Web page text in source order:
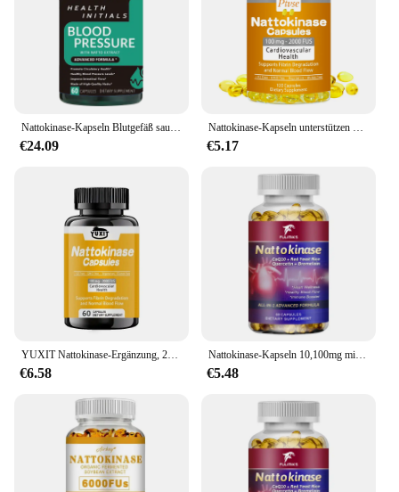
meets the highest standards. With sets available for
sale, you can rest assured that you're providing your
clients or yourself with a supplement that is both
effective and trustworthy.
Nattokinase-Kapseln Blutgefäß sauber auflösen Blut gerinnsel senken den Druck verhindern Arter io sklerose verbessern die Gefäß gesundheit
€24.09
Nattokinase-Kapseln unterstützen Fibrin-Entgratung und Herzgesundheit, Durchblutung und normaler Blutfluss
€5.17
YUXIT Nattokinase-Ergänzung, 2000-Fu-Portionen, 120 Kapseln (aus Natto, Japan) System Enzym
€6.58
Nattokinase-Kapseln 10,100mg mit coq10 rotem Hefe-Reis-Quercetin-Bromelain -Immun-Booster
€5.48